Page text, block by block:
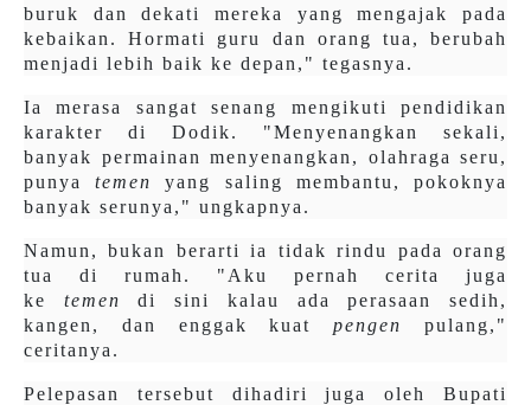
buruk dan dekati mereka yang mengajak pada
kebaikan. Hormati guru dan orang tua, berubah
menjadi lebih baik ke depan," tegasnya.
Ia merasa sangat senang mengikuti pendidikan
karakter di Dodik. "Menyenangkan sekali,
banyak permainan menyenangkan, olahraga seru,
punyatemen
yang saling membantu, pokoknya
banyak serunya," ungkapnya.
Namun, bukan berarti ia tidak rindu pada orang
tua di rumah. "Aku pernah cerita juga
ke temen
di sini kalau ada perasaan sedih,
kangen, dan enggak kuatpengen
pulang,"
ceritanya.
Pelepasan tersebut dihadiri juga oleh Bupati